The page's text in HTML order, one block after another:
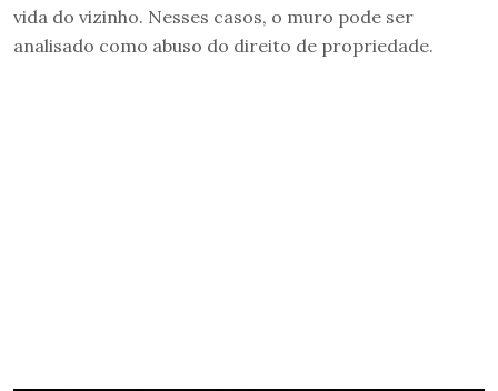
vida do vizinho. Nesses casos, o muro pode ser
analisado como abuso do direito de propriedade.